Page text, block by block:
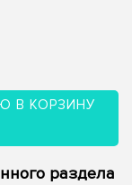
В КОРЗИНУ
раздела